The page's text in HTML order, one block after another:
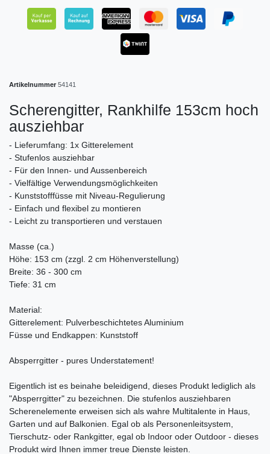
Artikelnummer 54141
Scherengitter, Rankhilfe 153cm hoch
ausziehbar
- Lieferumfang: 1x Gitterelement
- Stufenlos ausziehbar
- Für den Innen- und Aussenbereich
- Vielfältige Verwendungsmöglichkeiten
- Kunststofffüsse mit Niveau-Regulierung
- Einfach und flexibel zu montieren
- Leicht zu transportieren und verstauen
Masse (ca.)
Höhe: 153 cm (zzgl. 2 cm Höhenverstellung)
Breite: 36 - 300 cm
Tiefe: 31 cm
Material:
Gitterelement: Pulverbeschichtetes Aluminium
Füsse und Endkappen: Kunststoff
Absperrgitter - pures Understatement!
Eigentlich ist es beinahe beleidigend, dieses Produkt lediglich als
"Absperrgitter" zu bezeichnen. Die stufenlos ausziehbaren
Scherenelemente erweisen sich als wahre Multitalente in Haus,
Garten und auf Balkonien. Egal ob als Personenleitsystem,
Tierschutz- oder Rankgitter, egal ob Indoor oder Outdoor - dieses
Produkt wird Ihnen immer treue Dienste leisten.